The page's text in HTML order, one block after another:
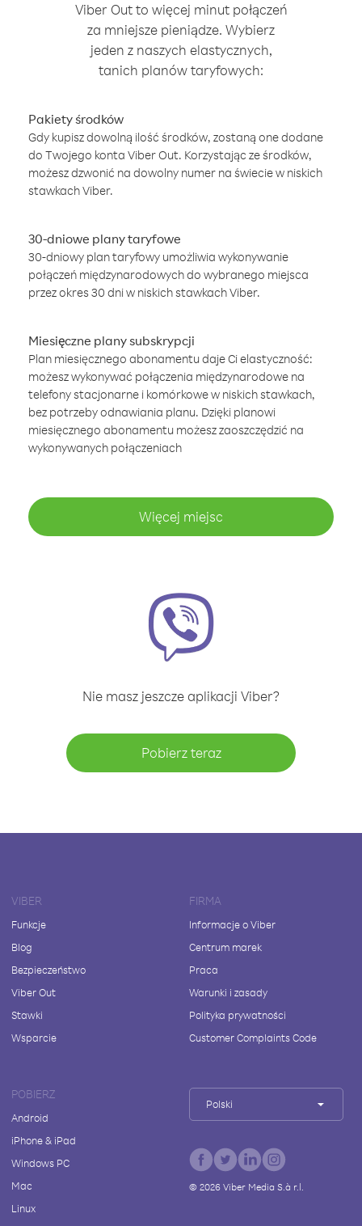
Viber Out to więcej minut połączeń
za mniejsze pieniądze. Wybierz
jeden z naszych elastycznych,
tanich planów taryfowych:
Pakiety środków
Gdy kupisz dowolną ilość środków, zostaną one dodane
do Twojego konta Viber Out. Korzystając ze środków,
możesz dzwonić na dowolny numer na świecie w niskich
stawkach Viber.
30-dniowe plany taryfowe
30-dniowy plan taryfowy umożliwia wykonywanie
połączeń międzynarodowych do wybranego miejsca
przez okres 30 dni w niskich stawkach Viber.
Miesięczne plany subskrypcji
Plan miesięcznego abonamentu daje Ci elastyczność:
możesz wykonywać połączenia międzynarodowe na
telefony stacjonarne i komórkowe w niskich stawkach,
bez potrzeby odnawiania planu. Dzięki planowi
miesięcznego abonamentu możesz zaoszczędzić na
wykonywanych połączeniach
Więcej miejsc
Nie masz jeszcze aplikacji Viber?
Pobierz teraz
VIBER
Funkcje
Blog
Bezpieczeństwo
Viber Out
Stawki
Wsparcie
FIRMA
Informacje o Viber
Centrum marek
Praca
Warunki i zasady
Polityka prywatności
Customer Complaints Code
POBIERZ
Android
iPhone & iPad
Windows PC
Mac
Linux
Polski
© 2026Viber Media S.à r.l.